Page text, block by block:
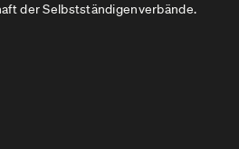
der Selbstständigenverbände.